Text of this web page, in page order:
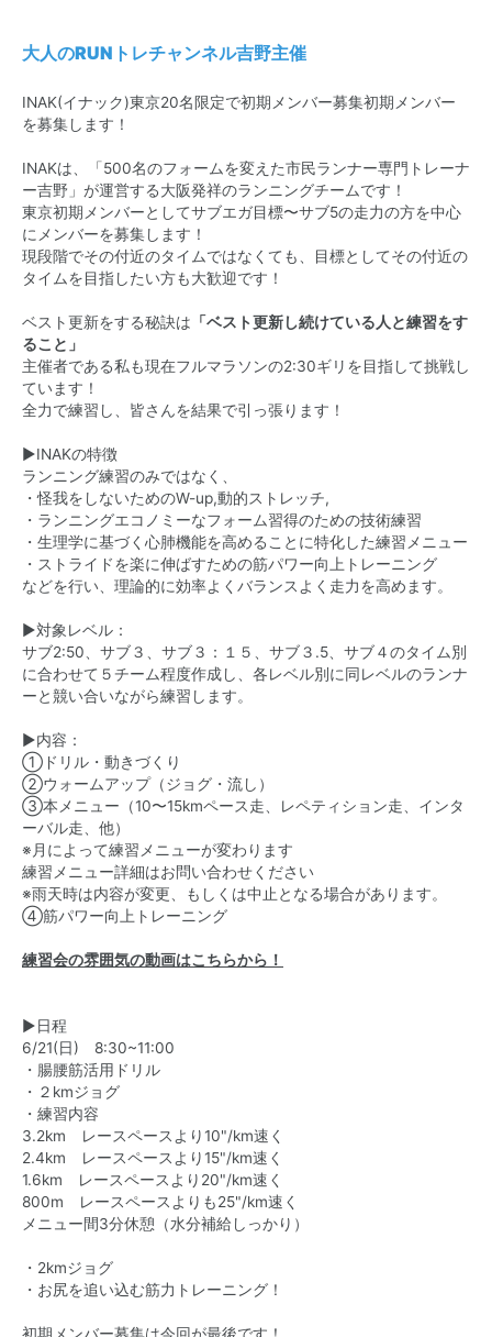
大人のRUNトレチャンネル吉野主催
INAK(イナック)東京20名限定で初期メンバー募集初期メンバー
を募集します！
INAKは、「500名のフォームを変えた市民ランナー専門トレーナ
ー吉野」が運営する大阪発祥のランニングチームです！
東京初期メンバーとしてサブエガ目標〜サブ5の走力の方を中心
にメンバーを募集します！
現段階でその付近のタイムではなくても、目標としてその付近の
タイムを目指したい方も大歓迎です！
ベスト更新をする秘訣は 「ベスト更新し続けている人と練習をす
ること」
主催者である私も現在フルマラソンの2:30ギリを目指して挑戦し
ています！
全力で練習し、皆さんを結果で引っ張ります！
▶︎INAKの特徴
ランニング練習のみではなく、
・怪我をしないためのW-up,動的ストレッチ,
・ランニングエコノミーなフォーム習得のための技術練習
・生理学に基づく心肺機能を高めることに特化した練習メニュー
・ストライドを楽に伸ばすための筋パワー向上トレーニング
などを行い、理論的に効率よくバランスよく走力を高めます。
▶︎対象レベル：
サブ2:50、サブ３、サブ３：１５、サブ３.5、サブ４のタイム別
に合わせて５チーム程度作成し、各レベル別に同レベルのランナ
ーと競い合いながら練習します。
▶︎内容：
①ドリル・動きづくり
②ウォームアップ（ジョグ・流し）
③本メニュー（10〜15kmペース走、レペティション走、インタ
ーバル走、他）
※月によって練習メニューが変わります
練習メニュー詳細はお問い合わせください
※雨天時は内容が変更、もしくは中止となる場合があります。
④筋パワー向上トレーニング
練習会の雰囲気の動画はこちらから！
▶︎日程
6/21(日) 8:30~11:00
・腸腰筋活用ドリル
・２kmジョグ
・練習内容
3.2km レースペースより10"/km速く
2.4km レースペースより15"/km速く
1.6km レースペースより20"/km速く
800m レースペースよりも25"/km速く
メニュー間3分休憩（水分補給しっかり）
・2kmジョグ
・お尻を追い込む筋力トレーニング！